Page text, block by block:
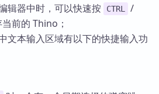
辑器中时，可以快速按
CTRL /
前的 Thino；
文本输入区域有以下的快捷输入功